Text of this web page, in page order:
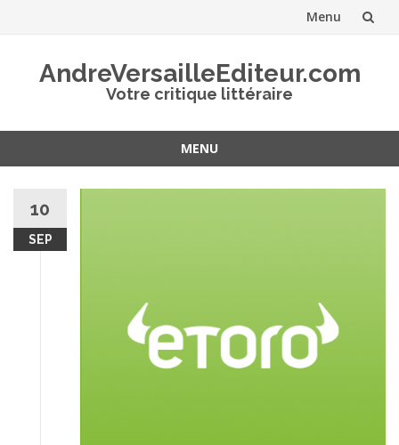
Menu
AndreVersailleEditeur.com
Votre critique littéraire
MENU
contenu
10
SEP